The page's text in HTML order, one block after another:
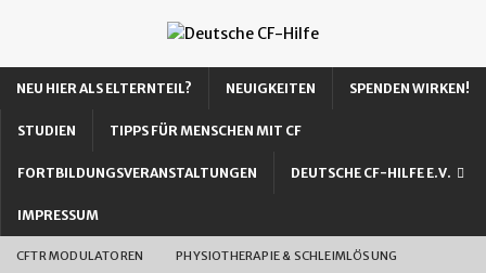
NEU HIER ALS ELTERNTEIL? NEUIGKEITEN SPENDEN WIRKEN!
STUDIEN TIPPS FÜR MENSCHEN MIT CF
FORTBILDUNGSVERANSTALTUNGEN DEUTSCHE CF-HILFE E.V.
IMPRESSUM
CFTR MODULATOREN PHYSIOTHERAPIE & SCHLEIMLÖSUNG